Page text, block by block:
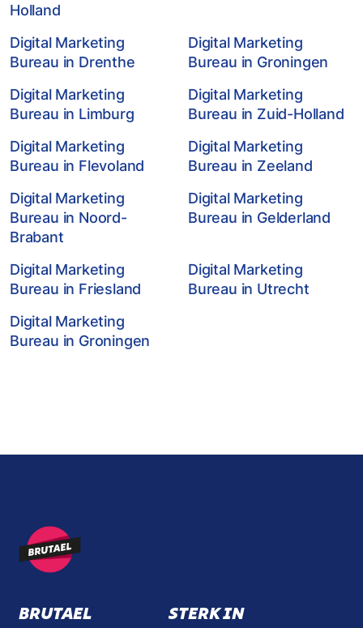
Holland
Digital Marketing
Bureau in Drenthe
Digital Marketing
Bureau in Groningen
Digital Marketing
Bureau in Limburg
Digital Marketing
Bureau in Zuid-Holland
Digital Marketing
Bureau in Flevoland
Digital Marketing
Bureau in Zeeland
Digital Marketing
Bureau in Noord-
Brabant
Digital Marketing
Bureau in Gelderland
Digital Marketing
Bureau in Friesland
Digital Marketing
Bureau in Utrecht
Digital Marketing
Bureau in Groningen
BRUTAEL STERK IN